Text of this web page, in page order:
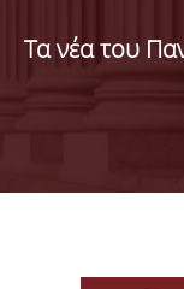
Τα νέα του
Σελίδες